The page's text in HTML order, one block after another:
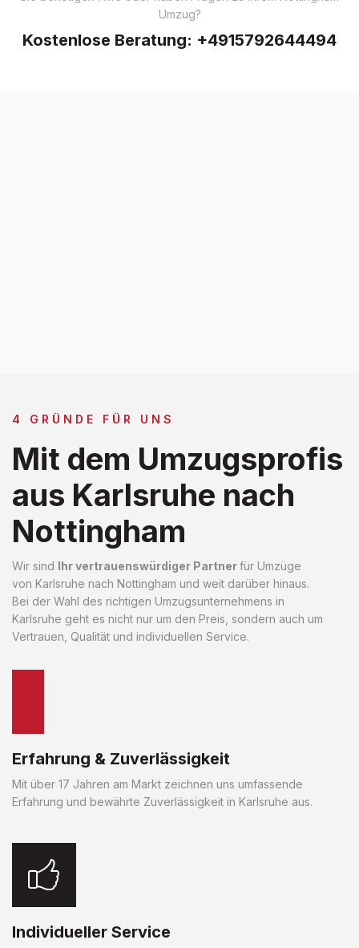
Umzug?
Kostenlose Beratung: +4915792644494
4 GRÜNDE FÜR UNS
Mit dem Umzugsprofis
aus Karlsruhe nach
Nottingham
Wir sind Ihr vertrauenswürdiger Partnerfür Umzüge
von Karlsruhe nach Nottingham und weit darüber hinaus.
Bei der Wahl des richtigen Umzugsunternehmens in
Karlsruhe geht es nicht nur um den Preis, sondern auch um
Vertrauen, Qualität und individuellen Service.
Erfahrung & Zuverlässigkeit
Mit über 17 Jahren am Markt zeichnen uns umfassende
Erfahrung und bewährte Zuverlässigkeit in Karlsruhe aus.
Individueller Service